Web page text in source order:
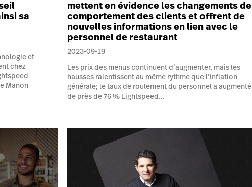
sa
et
chez
Manon
mettent en évidence les changements de
comportement des clients et offrent de
nouvelles informations en lien avec le
personnel de restaurant
2023-09-19
Les prix des menus continuent d’augmenter, mais les
hausses ralentissent au même rythme que l’inflation
générale; le taux de roulement du personnel a augmenté
de près de 76 % Lightspeed...